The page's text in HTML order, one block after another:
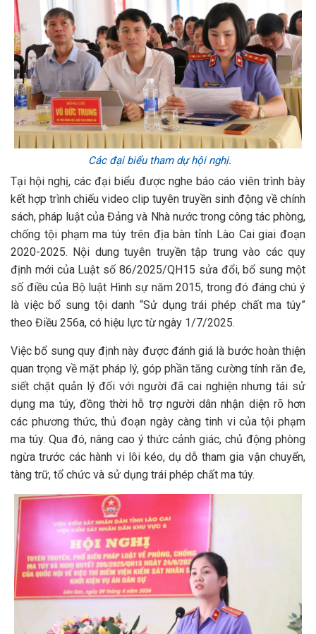
Các đại biểu tham dự hội nghị.
Tại hội nghị, các đại biểu được nghe báo cáo viên trình bày
kết hợp trình chiếu video clip tuyên truyền sinh động về chính
sách, pháp luật của Đảng và Nhà nước trong công tác phòng,
chống tội phạm ma túy trên địa bàn tỉnh Lào Cai giai đoạn
2020-2025. Nội dung tuyên truyền tập trung vào các quy
định mới của Luật số 86/2025/QH15 sửa đổi, bổ sung một
số điều của Bộ luật Hình sự năm 2015, trong đó đáng chú ý
là việc bổ sung tội danh “Sử dụng trái phép chất ma túy”
theo Điều 256a, có hiệu lực từ ngày 1/7/2025.
Việc bổ sung quy định này được đánh giá là bước hoàn thiện
quan trọng về mặt pháp lý, góp phần tăng cường tính răn đe,
siết chặt quản lý đối với người đã cai nghiện nhưng tái sử
dụng ma túy, đồng thời hỗ trợ người dân nhận diện rõ hơn
các phương thức, thủ đoạn ngày càng tinh vi của tội phạm
ma túy. Qua đó, nâng cao ý thức cảnh giác, chủ động phòng
ngừa trước các hành vi lôi kéo, dụ dỗ tham gia vận chuyển,
tàng trữ, tổ chức và sử dụng trái phép chất ma túy.